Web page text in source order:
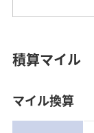
積算マイル
マイル換算